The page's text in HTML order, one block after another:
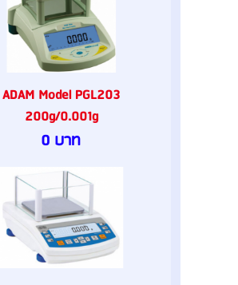
ADAM Model PGL203
200g/0.001g
0 บาท